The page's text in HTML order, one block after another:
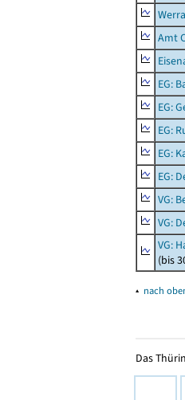
Amt
EG:
EG:
EG:
EG:
EG:
VG:
VG:
VG:
(bis
▴ nach
Das